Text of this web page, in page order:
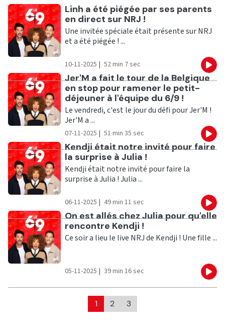
Ecouter
Linh a été piégée par ses parents
en direct sur NRJ !
Une invitée spéciale était présente sur NRJ
et a été piégée ! ...
10-11-2025 | 52 min 7 sec
Ecouter
Jer'M a fait le tour de la Belgique
en stop pour ramener le petit-
déjeuner à l'équipe du 6/9 !
Le vendredi, c'est le jour du défi pour Jer'M !
Jer'M a ...
07-11-2025 | 51 min 35 sec
Ecouter
Kendji était notre invité pour faire
la surprise à Julia !
Kendji était notre invité pour faire la
surprise à Julia ! Julia ...
06-11-2025 | 49 min 11 sec
Ecouter
On est allés chez Julia pour qu'elle
rencontre Kendji !
Ce soir a lieu le live NRJ de Kendji ! Une fille ...
05-11-2025 | 39 min 16 sec
1 2 3